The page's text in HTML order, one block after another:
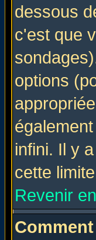
dessous
c'est que
options
infini. Il y
cette
Revenir